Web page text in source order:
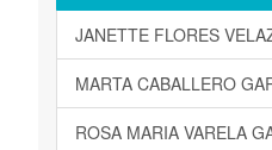
JANETTE FLORES
MARTA CABALLERO
ROSA MARIA VARELA